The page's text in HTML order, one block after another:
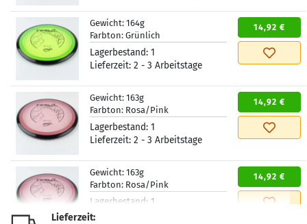
Gewicht: 164g
Farbton: Grünlich
Lagerbestand: 1
Lieferzeit: 2 - 3 Arbeitstage
14,92 €
Gewicht: 163g
Farbton: Rosa/Pink
Lagerbestand: 1
Lieferzeit: 2 - 3 Arbeitstage
14,92 €
Gewicht: 163g
Farbton: Rosa/Pink
Lagerbestand: 1
Lieferzeit:
14,92 €
Lieferzeit: